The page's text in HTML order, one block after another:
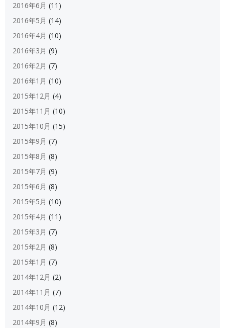
2016年6月 (11)
2016年5月 (14)
2016年4月 (10)
2016年3月 (9)
2016年2月 (7)
2016年1月 (10)
2015年12月 (4)
2015年11月 (10)
2015年10月 (15)
2015年9月 (7)
2015年8月 (8)
2015年7月 (9)
2015年6月 (8)
2015年5月 (10)
2015年4月 (11)
2015年3月 (7)
2015年2月 (8)
2015年1月 (7)
2014年12月 (2)
2014年11月 (7)
2014年10月 (12)
2014年9月 (8)